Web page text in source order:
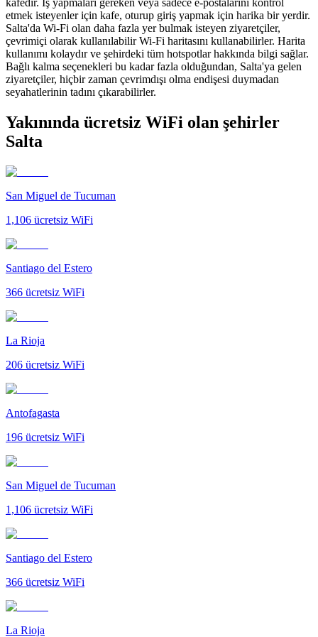
etmek isteyenler için kafe, oturup giriş yapmak için harika bir yerdir.
Salta'da Wi-Fi olan daha fazla yer bulmak isteyen ziyaretçiler,
çevrimiçi olarak kullanılabilir Wi-Fi haritasını kullanabilirler. Harita
kullanımı kolaydır ve şehirdeki tüm hotspotlar hakkında bilgi sağlar.
Bağlı kalma seçenekleri bu kadar fazla olduğundan, Salta'ya gelen
ziyaretçiler, hiçbir zaman çevrimdışı olma endişesi duymadan
seyahatlerinin tadını çıkarabilirler.
Yakınında ücretsiz WiFi olan şehirler
Salta
San Miguel de Tucuman
1,106 ücretsiz WiFi
Santiago del Estero
366 ücretsiz WiFi
La Rioja
206 ücretsiz WiFi
Antofagasta
196 ücretsiz WiFi
San Miguel de Tucuman
1,106 ücretsiz WiFi
Santiago del Estero
366 ücretsiz WiFi
La Rioja